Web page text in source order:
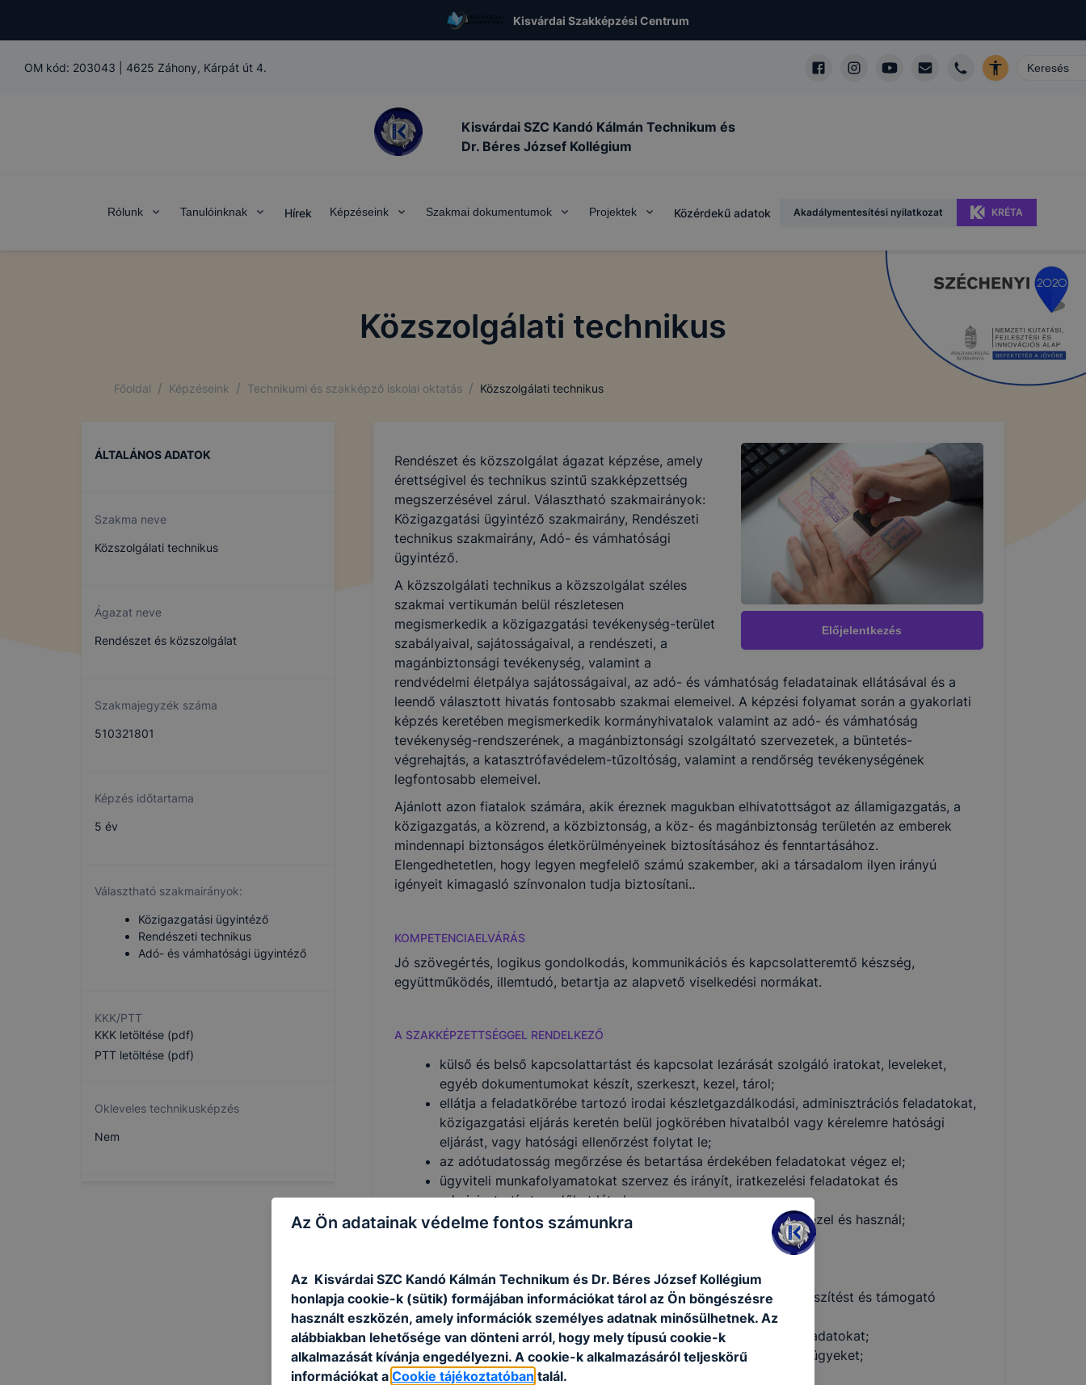
Kisvárdai Szakképzési Centrum
OM kód: 203043 4625 Záhony, Kárpát út 4.
Kisvárdai SZC Kandó Kálmán Technikum és
Dr. Béres József Kollégium
Rólunk Tanulóinknak Hírek Képzéseink Szakmai dokumentumok Projektek Közérdekű adatok Akadálymentesítési nyilatkozat KRÉTA
Közszolgálati technikus
Főoldal / Képzéseink / Technikumi és szakképző iskolai oktatás / Közszolgálati technikus
ÁLTALÁNOS ADATOK
Szakma neve
Közszolgálati technikus
Ágazat neve
Rendészet és közszolgálat
Szakmajegyzék száma
510321801
Képzés időtartama
5 év
Választható szakmairányok:
Közigazgatási ügyintéző
Rendészeti technikus
Adó- és vámhatósági ügyintéző
KKK/PTT
KKK letöltése (pdf)
PTT letöltése (pdf)
Okleveles technikusképzés
Nem
Előjelentkezés
Rendészet és közszolgálat ágazat képzése, amely
érettségivel és technikus szintű szakképzettség
megszerzésével zárul. Választható szakmairányok:
Közigazgatási ügyintéző szakmairány, Rendészeti
technikus szakmairány, Adó- és vámhatósági
ügyintéző.
A közszolgálati technikus a közszolgálat széles
szakmai vertikumán belül részletesen
megismerkedik a közigazgatási tevékenység-terület
szabályaival, sajátosságaival, a rendészeti, a
magánbiztonsági tevékenység, valamint a
rendvédelmi életpálya sajátosságaival, az adó- és vámhatóság feladatainak ellátásával és a
leendő választott hivatás fontosabb szakmai elemeivel. A képzési folyamat során a gyakorlati
képzés keretében megismerkedik kormányhivatalok valamint az adó- és vámhatóság
tevékenység-rendszerének, a magánbiztonsági szolgáltató szervezetek, a büntetés-
végrehajtás, a katasztrófavédelem-tűzoltóság, valamint a rendőrség tevékenységének
legfontosabb elemeivel.
Ajánlott azon fiatalok számára, akik éreznek magukban elhivatottságot az államigazgatás, a
közigazgatás, a közrend, a közbiztonság, a köz- és magánbiztonság területén az emberek
mindennapi biztonságos életkörülményeinek biztosításához és fenntartásához.
Elengedhetetlen, hogy legyen megfelelő számú szakember, aki a társadalom ilyen irányú
igényeit kimagasló színvonalon tudja biztosítani..
KOMPETENCIAELVÁRÁS
Jó szövegértés, logikus gondolkodás, kommunikációs és kapcsolatteremtő készség,
együttműködés, illemtudó, betartja az alapvető viselkedési normákat.
A SZAKKÉPZETTSÉGGEL RENDELKEZŐ
­külső és belső kapcsolattartást és kapcsolat lezárását szolgáló iratokat, leveleket,
egyéb dokumentumokat készít, szerkeszt, kezel, tárol;
ellátja a feladatkörébe tartozó irodai készletgazdálkodási, adminisztrációs feladatokat,
közigazgatási eljárás keretén belül jogkörében hivatalból vagy kérelemre hatósági
eljárást, vagy hatósági ellenőrzést folytat le;
­az adótudatosság megőrzése és betartása érdekében feladatokat végez el;
­ügyviteli munkafolyamatokat szervez és irányít, iratkezelési feladatokat és
adminisztratív teendőket lát el;
­irodatechnikai, információs és kommunikációs eszközöket kezel és használ;
tájékoztatást ad, adatszolgáltatást végez szóban és írásban;
feladatkörébe tartozó közigazgatási ügyekben döntés-előkészítést és támogató
feladatokat végez;
ellátja a munkakörébe tartozó ügycsoporttal összefüggő feladatokat;
önállóan végzi a hatáskörébe tartozó közigazgatási eljárási ügyeket;
kezeli a felmerülő ügyfél konﬂiktusokat;
Az Ön adatainak védelme fontos számunkra
Az Kisvárdai SZC Kandó Kálmán Technikum és Dr. Béres József Kollégium
honlapja cookie-k (sütik) formájában információkat tárol az Ön böngészésre
használt eszközén, amely információk személyes adatnak minősülhetnek. Az
alábbiakban lehetősége van dönteni arról, hogy mely típusú cookie-k
alkalmazását kívánja engedélyezni. A cookie-k alkalmazásáról teljeskörű
információkat a Cookie tájékoztatóban talál.